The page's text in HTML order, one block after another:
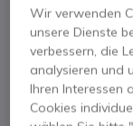
Zum Anfang der
Wir verwenden
unsere Dienste
verbessern, die
analysieren und
Ihren Interessen
Cookies